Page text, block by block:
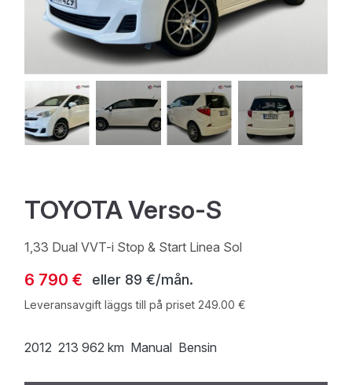
TOYOTA Verso-S
1,33 Dual VVT-i Stop & Start Linea Sol
6 790 € eller 89 €/mån.
Leveransavgift läggs till på priset 249.00 €
2012 213 962 km Manual Bensin